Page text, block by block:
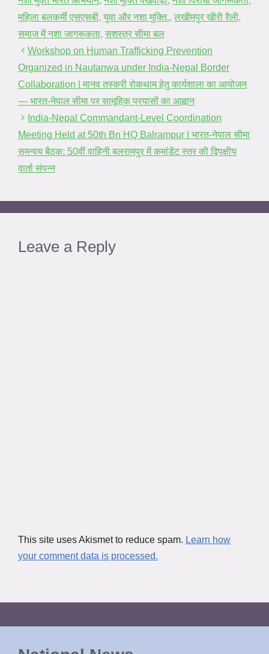
महिला बलकर्मी एसएसबी, युवा और नशा मुक्ति., लखीमपुर खीरी रैली,
समाज में नशा जागरूकता, सशस्त्र सीमा बल
Workshop on Human Trafficking Prevention
Organized in Nautanwa under India-Nepal Border
Collaboration | मानव तस्करी रोकथाम हेतु कार्यशाला का आयोजन
— भारत-नेपाल सीमा पर सामूहिक प्रयासों का आह्वान
India-Nepal Commandant-Level Coordination
Meeting Held at 50th Bn HQ Balrampur | भारत-नेपाल सीमा
समन्वय बैठक: 50वीं वाहिनी बलरामपुर में कमांडेंट स्तर की द्विपक्षीय
वार्ता संपन्न
Leave a Reply
This site uses Akismet to reduce spam. Learn how
your comment data is processed.